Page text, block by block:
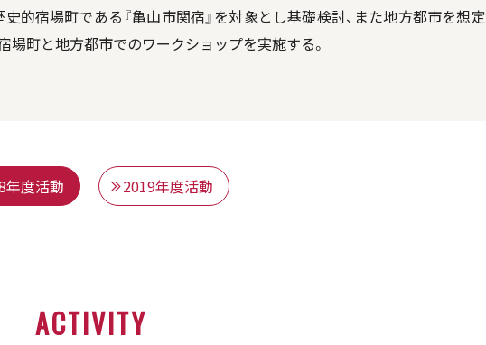
的宿場町である『亀山市関宿』を対象とし基礎検討、また地方都市を想定
町と地方都市でのワークショップを実施する。
年度活動 2019年度活動
ACTIVITY